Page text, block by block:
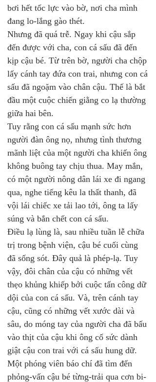
bơi hết tốc lực vào bờ, nơi cha mình
đang lo-lắng gào thét.
Nhưng đã quá trễ. Ngay khi cậu sắp
đến được với cha, con cá sấu đã đến
kịp cậu bé. Từ trên bờ, người cha chộp
lấy cánh tay đứa con trai, nhưng con cá
sấu đã ngoặm vào chân cậu. Thế là bắt
đầu một cuộc chiến giằng co lạ thường
giữa hai bên.
Tuy rằng con cá sấu mạnh sức hơn
người đàn ông nọ, nhưng tình thương
mãnh liệt của một người cha khiến ông
không buông tay chịu thua. May mắn,
có một người nông dân lái xe đi ngang
qua, nghe tiếng kêu la thất thanh, đã
vội lái chiếc xe tải lao tới, ông ta lấy
súng và bắn chết con cá sấu.
Điều lạ lùng là, sau nhiều tuần lễ chữa
trị trong bệnh viện, cậu bé cuối cùng
đã sống sót. Đây quả là phép-lạ. Tuy
vậy, đôi chân của cậu có những vết
thẹo khủng khiếp bởi cuộc tấn công dữ
dội của con cá sấu. Và, trên cánh tay
cậu, cũng có những vết xước dài và
sâu, do móng tay của người cha đã bấu
vào thịt của cậu khi ông cố sức dành
giật cậu con trai với cá sấu hung dữ.
Một phóng viên báo chí đã tìm đến
phỏng-vấn cậu bé từng-trải qua cơn bi-